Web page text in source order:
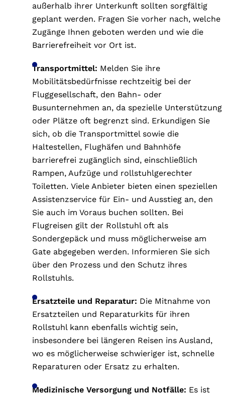
außerhalb ihrer Unterkunft sollten sorgfältig
geplant werden. Fragen Sie vorher nach, welche
Zugänge Ihnen geboten werden und wie die
Barrierefreiheit vor Ort ist.
Transportmittel: Melden Sie ihre
Mobilitätsbedürfnisse rechtzeitig bei der
Fluggesellschaft, den Bahn- oder
Busunternehmen an, da spezielle Unterstützung
oder Plätze oft begrenzt sind. Erkundigen Sie
sich, ob die Transportmittel sowie die
Haltestellen, Flughäfen und Bahnhöfe
barrierefrei zugänglich sind, einschließlich
Rampen, Aufzüge und rollstuhlgerechter
Toiletten. Viele Anbieter bieten einen speziellen
Assistenzservice für Ein- und Ausstieg an, den
Sie auch im Voraus buchen sollten. Bei
Flugreisen gilt der Rollstuhl oft als
Sondergepäck und muss möglicherweise am
Gate abgegeben werden. Informieren Sie sich
über den Prozess und den Schutz ihres
Rollstuhls.
Ersatzteile und Reparatur: Die Mitnahme von
Ersatzteilen und Reparaturkits für ihren
Rollstuhl kann ebenfalls wichtig sein,
insbesondere bei längeren Reisen ins Ausland,
wo es möglicherweise schwieriger ist, schnelle
Reparaturen oder Ersatz zu erhalten.
Medizinische Versorgung und Notfälle: Es ist